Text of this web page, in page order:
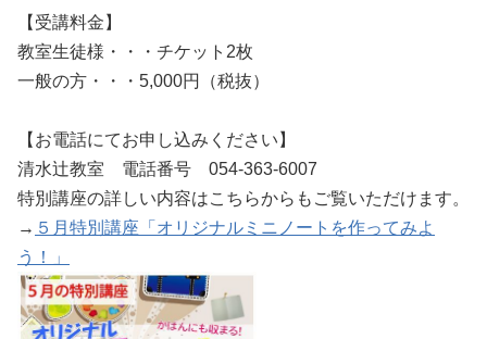
【受講料金】
教室生徒様・・・チケット2枚
一般の方・・・5,000円（税抜）
【お電話にてお申し込みください】
清水辻教室 電話番号 054-363-6007
特別講座の詳しい内容はこちらからもご覧いただけます。
→ ５月特別講座「オリジナルミニノートを作ってみよ
う！」